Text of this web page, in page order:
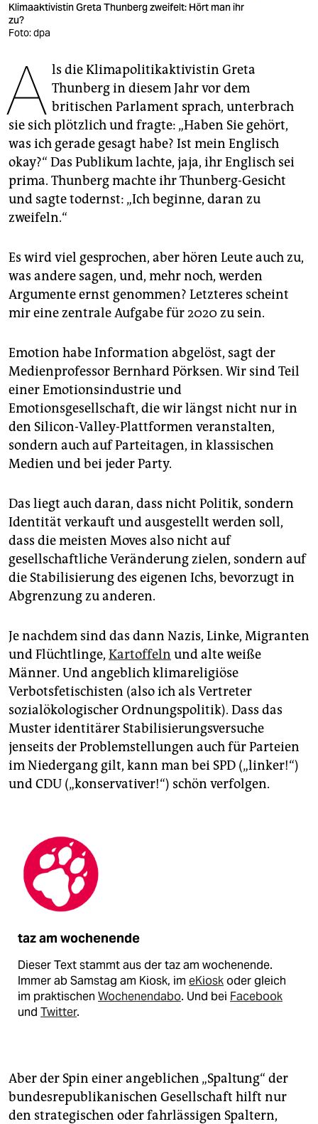
shop
fragen & hilfe
unterstützen
abo
genossenschaft
epaper login
Klimaaktivistin Greta Thunberg zweifelt: Hört man ihr
zu?
Foto: dpa
A ls die Klimapolitikaktivistin Greta
Thunberg in diesem Jahr vor dem
britischen Parlament sprach, unterbrach
sie sich plötzlich und fragte: „Haben Sie gehört,
was ich gerade gesagt habe? Ist mein Englisch
okay?“ Das Publikum lachte, jaja, ihr Englisch sei
prima. Thunberg machte ihr Thunberg-Gesicht
und sagte todernst: „Ich beginne, daran zu
zweifeln.“
Es wird viel gesprochen, aber hören Leute auch zu,
was andere sagen, und, mehr noch, werden
Argumente ernst genommen? Letzteres scheint
mir eine zentrale Aufgabe für 2020 zu sein.
Emotion habe Information abgelöst, sagt der
Medienprofessor Bernhard Pörksen. Wir sind Teil
einer Emotionsindustrie und
Emotionsgesellschaft, die wir längst nicht nur in
den Silicon-­Valley-Plattformen veranstalten,
sondern auch auf Parteitagen, in klassischen
Medien und bei jeder Party.
Das liegt auch daran, dass nicht Politik, sondern
Identität verkauft und ausgestellt werden soll,
dass die meisten Moves also nicht auf
gesellschaftliche Veränderung zielen, sondern auf
die Stabilisierung des eigenen Ichs, bevorzugt in
Abgrenzung zu anderen.
Je nachdem sind das dann Nazis, Linke, Migranten
und Flüchtlinge, Kartoffeln und alte weiße
Männer. Und angeblich klimareligiöse
Verbotsfetischisten (also ich als Vertreter
sozialökologischer Ordnungspolitik). Dass das
Muster identitärer Stabilisierungsversuche
jenseits der Problemstellungen auch für Parteien
im Niedergang gilt, kann man bei SPD („linker!“)
und CDU („konservativer!“) schön verfolgen.
taz am wochenende
Dieser Text stammt aus der taz am wochenende.
Immer ab Samstag am Kiosk, im eKioskoder gleich
im praktischen Wochenendabo. Und bei Facebook
und Twitter.
Aber der Spin einer angeblichen „Spaltung“ der
bundesrepublikanischen Gesellschaft hilft nur
den strategischen oder fahrlässigen Spaltern,